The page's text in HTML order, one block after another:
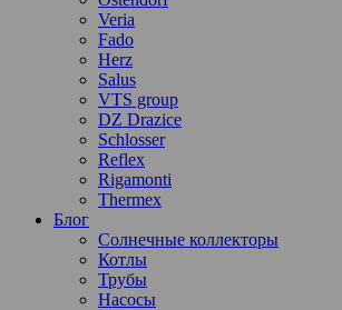
Veria
Fado
Herz
Salus
VTS group
DZ Drazice
Schlosser
Reflex
Rigamonti
Thermex
Блог
Солнечные коллекторы
Котлы
Трубы
Насосы